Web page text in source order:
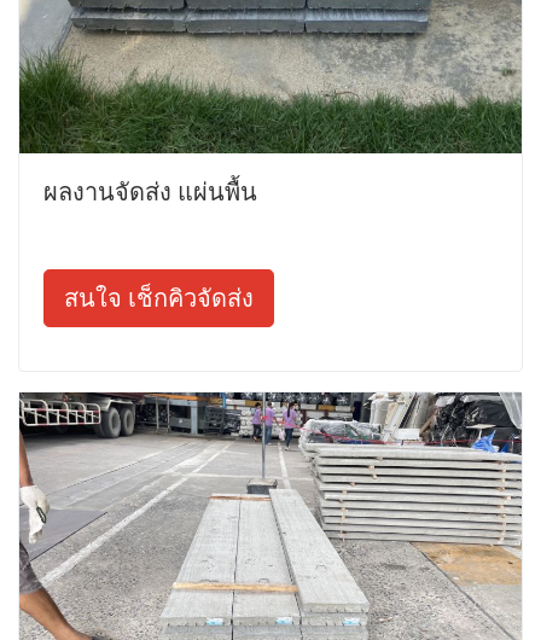
ผลงานจัดส่ง แผ่นพื้น
สนใจ เช็กคิวจัดส่ง